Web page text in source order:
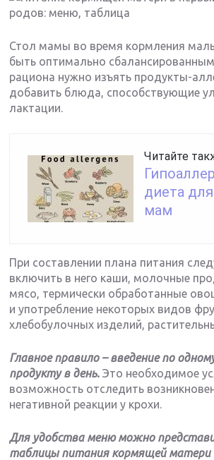
Стол мамы во время кормления
быть оптимально
рациона нужно изъять продукты-
добавить блюда, способствующие
лактации.
Читайте
диета
мам
При составлении плана питания
включить в него каши, молочные
мясо, термически обработанные
и употребление некоторых видов
хлебобулочных изделий,
Главное правило – введение по
продукту в день. Это необходимое
возможность отследить
негативной реакции у крохи.
Для удобства меню можно
таблицы питания кормящей матери